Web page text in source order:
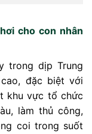
cho con nhân
trong dịp Trung
đặc biệt với
khu vực tổ chức
làm thủ công,
coi trong suốt